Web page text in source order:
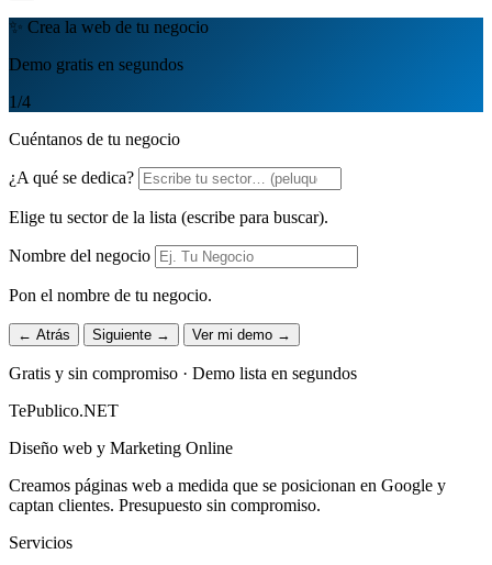
✨ Crea la web de tu negocio
Demo gratis en segundos
1/4
Cuéntanos de tu negocio
¿A qué se dedica?
Elige tu sector de la lista (escribe para buscar).
Nombre del negocio
Pon el nombre de tu negocio.
← Atrás Siguiente → Ver mi demo →
Gratis y sin compromiso · Demo lista en segundos
TePublico.NET
Diseño web y Marketing Online
Creamos páginas web a medida que se posicionan en Google y
captan clientes. Presupuesto sin compromiso.
Servicios